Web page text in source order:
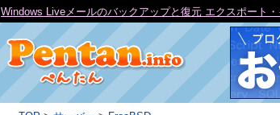
Windows Liveメールのバックアップと復元 エクスポート・